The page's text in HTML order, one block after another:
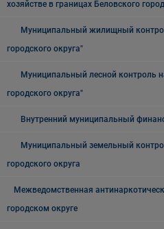
хозяйстве в границах Беловского
Муниципальный жилищный
городского округа"
Муниципальный лесной контроль
городского округа"
Внутренний муниципальный
Муниципальный земельный
городского округа
Межведомственная
городском округе